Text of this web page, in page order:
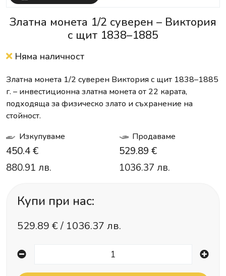
Златна монета 1/2 суверен – Виктория
с щит 1838–1885
Няма наличност
Златна монета 1/2 суверен Виктория с щит 1838–1885
г. – инвестиционна златна монета от 22 карата,
подходяща за физическо злато и съхранение на
стойност.
Изкупуваме
450.4 €
880.91 лв.
Продаваме
529.89 €
1036.37 лв.
Купи при нас:
529.89 € / 1036.37 лв.